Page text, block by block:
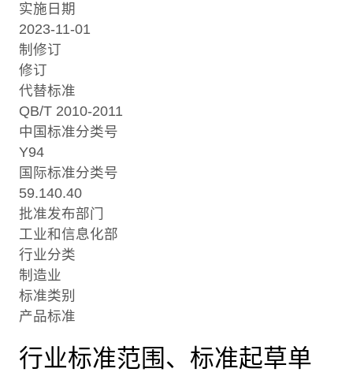
实施日期
2023-11-01
制修订
修订
代替标准
QB/T 2010-2011
中国标准分类号
Y94
国际标准分类号
59.140.40
批准发布部门
工业和信息化部
行业分类
制造业
标准类别
产品标准
行业标准范围、标准起草单